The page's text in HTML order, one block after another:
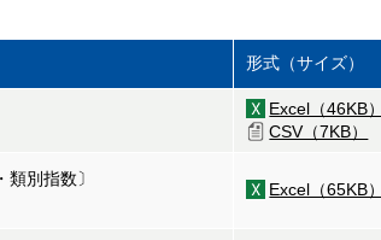
形式（サイズ）
Excel（46KB）
CSV（7KB）
別指数〕
Excel（65KB）